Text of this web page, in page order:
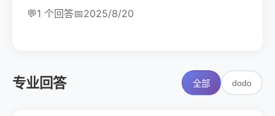
💬1 个回答📅2025/8/20
专业回答 全部 dodo